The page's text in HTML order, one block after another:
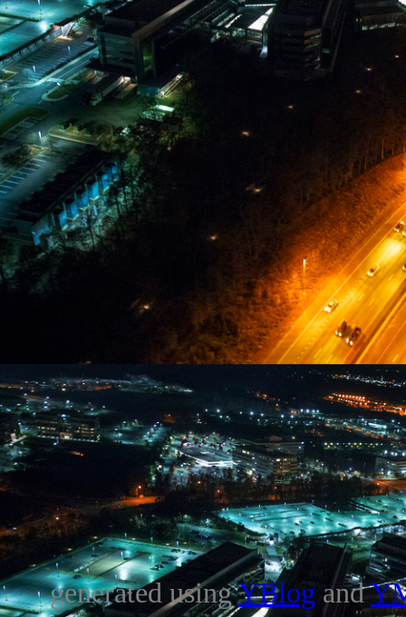
generated usingYBlog and